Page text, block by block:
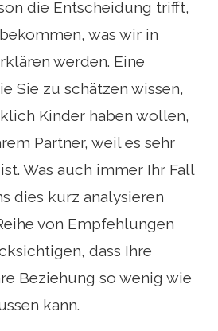
die Entscheidung trifft,
was wir in
werden. Eine
Sie zu schätzen wissen,
Kinder haben wollen,
Partner, weil es sehr
Was auch immer Ihr Fall
dies kurz analysieren
von Empfehlungen
dass Ihre
Beziehung so wenig wie
kann.